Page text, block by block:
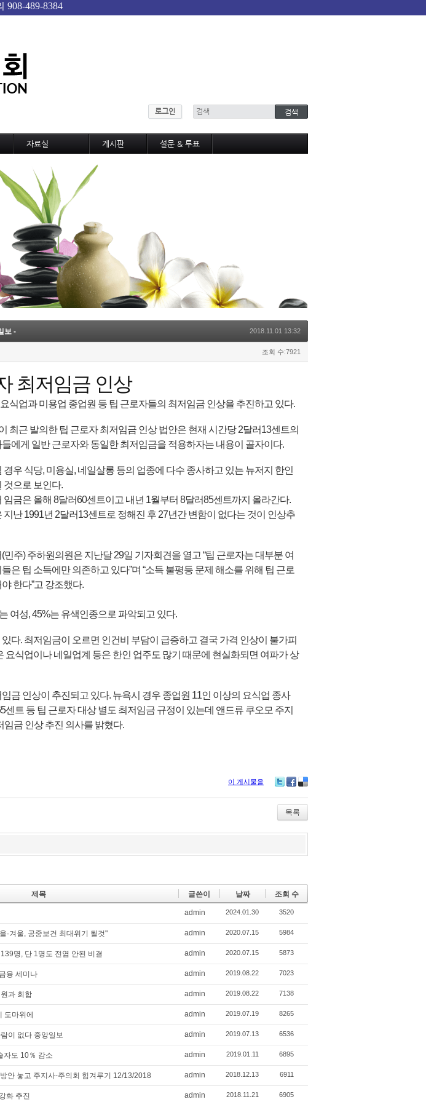
로그인
자료실
샵 자료실
게시판 설문 & 투표
보 - 2018.11.01 13:32
조회 수:7921
최저임금 인상
식업과 미용업 종업원 등 팁 근로자들의 최저임금 인상을 추진하고 있다.
최근 발의한 팁 근로자 최저임금 인상 법안은 현재 시간당 2달러13센트의
에게 일반 근로자와 동일한 최저임금을 적용하자는 내용이 골자이다.
우 식당, 미용실, 네일살롱 등의 업종에 다수 종사하고 있는 뉴저지 한인
것으로 보인다.
금은 올해 8달러60센트이고 내년 1월부터 8달러85센트까지 올라간다.
난 1991년 2달러13센트로 정해진 후 27년간 변함이 없다는 것이 인상추
주) 주하원의원은 지난달 29일 기자회견을 열고 “팁 근로자는 대부분 여
은 팁 소득에만 의존하고 있다”며 “소득 불평등 문제 해소를 위해 팁 근로
한다”고 강조했다.
여성, 45%는 유색인종으로 파악되고 있다.
다. 최저임금이 오르면 인건비 부담이 급증하고 결국 가격 인상이 불가피
요식업이나 네일업계 등은 한인 업주도 많기 때문에 현실화되면 여파가 상
금 인상이 추진되고 있다. 뉴욕시 경우 종업원 11인 이상의 요식업 종사
트 등 팁 근로자 대상 별도 최저임금 규정이 있는데 앤드류 쿠오모 주지
금 인상 추진 의사를 밝혔다.
이 게시물을
bo
ok
ou
s
목록
제목 글쓴이 날짜 조회 수
admin 2024.01.30 3520
·겨울, 공중보건 최대위기 될것" admin 2020.07.15 5984
명, 단 1명도 전염 안된 비결 admin 2020.07.15 5873
융 세미나 admin 2019.08.22 7023
과 회합 admin 2019.08.22 7138
도마위에 admin 2019.07.19 8265
이 없다 중앙일보 admin 2019.07.13 6536
자도 10％ 감소 admin 2019.01.11 6895
안 놓고 주지사-주의회 힘겨루기 12/13/2018 admin 2018.12.13 6911
화 추진 admin 2018.11.21 6905